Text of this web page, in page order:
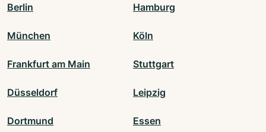
Berlin Hamburg
München Köln
Frankfurt am Main Stuttgart
Düsseldorf Leipzig
Dortmund Essen